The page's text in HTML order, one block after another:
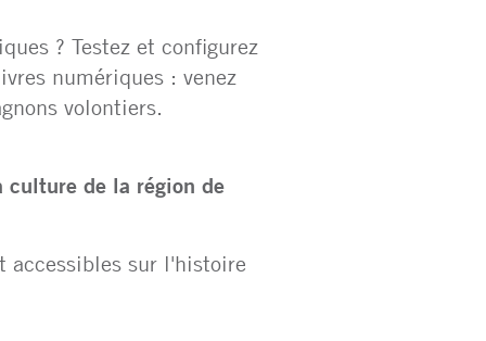
? Testez et configurez
numériques : venez
volontiers.
culture de la région de
accessibles sur l'histoire